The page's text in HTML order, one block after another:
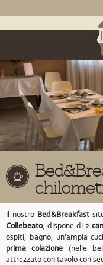
Il nostro Bed&Breakfast
Collebeato, dispone di 2
ospiti; bagno; un'ampia
prima colazione (nelle
attrezzato con tavolo con